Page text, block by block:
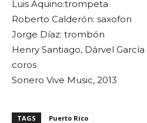
Luis Aquino:trompeta
Roberto Calderón: saxofon
Jorge Díaz: trombón
Henry Santiago, Dárvel
coros
Sonero Vive Music, 2013
TAGS Puerto Rico